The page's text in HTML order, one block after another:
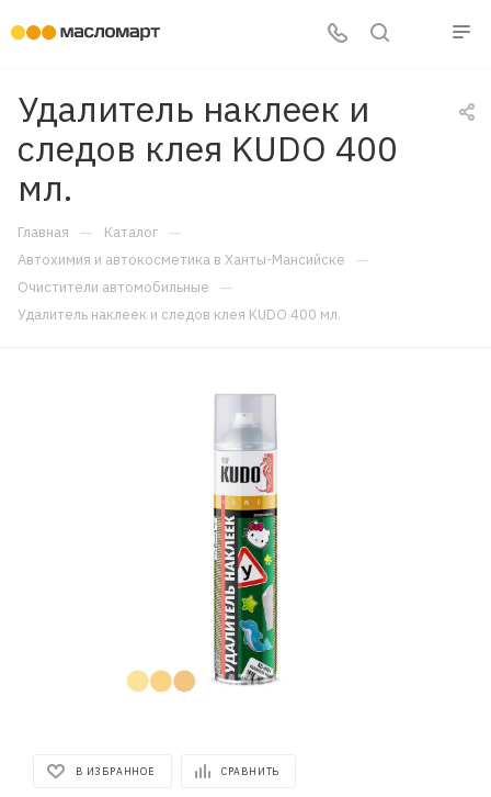
Удалитель наклеек и
следов клея KUDO 400
мл.
Главная — Каталог —
Автохимия и автокосметика в Ханты-Мансийске —
Очистители автомобильные —
Удалитель наклеек и следов клея KUDO 400 мл.
В ИЗБРАННОЕ СРАВНИТЬ